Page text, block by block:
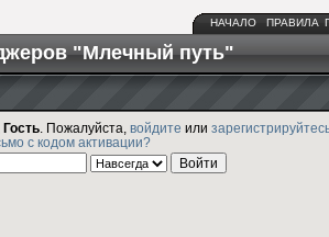
НАЧАЛО ПРАВИЛА
"Млечный путь"
Гость . Пожалуйста, войдите или
с кодом активации?